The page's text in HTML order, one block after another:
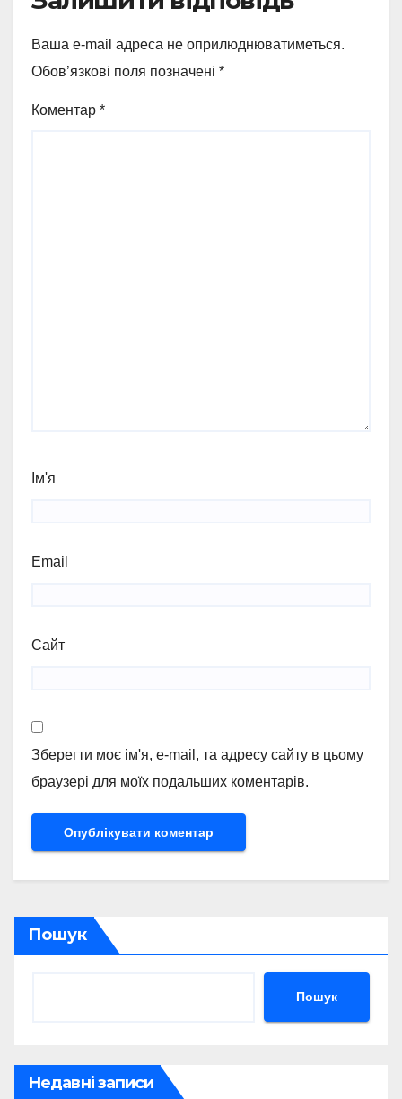
Ваша e-mail адреса не оприлюднюватиметься.
Обов’язкові поля позначені *
Коментар *
Ім'я
Email
Сайт
Зберегти моє ім'я, e-mail, та адресу сайту в цьому
браузері для моїх подальших коментарів.
Пошук
Пошук
Недавні записи